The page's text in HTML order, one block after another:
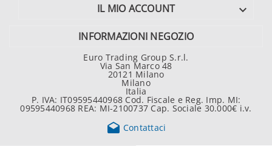
IL MIO ACCOUNT 
INFORMAZIONI NEGOZIO
Euro Trading Group S.r.l.
Via San Marco 48
20121 Milano
Milano
Italia
P. IVA: IT09595440968 Cod. Fiscale e Reg. Imp. MI:
09595440968 REA: MI-2100737 Cap. Sociale 30.000€ i.v.
 Contattaci